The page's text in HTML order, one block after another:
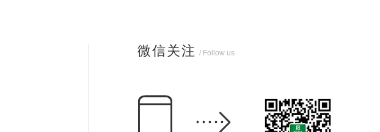
微信关注 / Follow us